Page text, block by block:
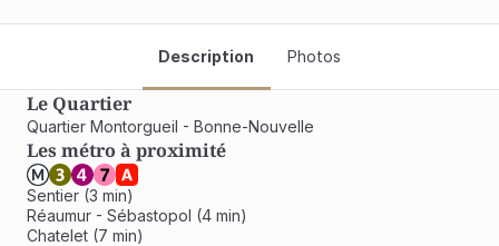
Description Photos
Le Quartier
Quartier Montorgueil - Bonne-Nouvelle
Les métro à proximité
Sentier (3 min)
Réaumur - Sébastopol (4 min)
Chatelet (7 min)